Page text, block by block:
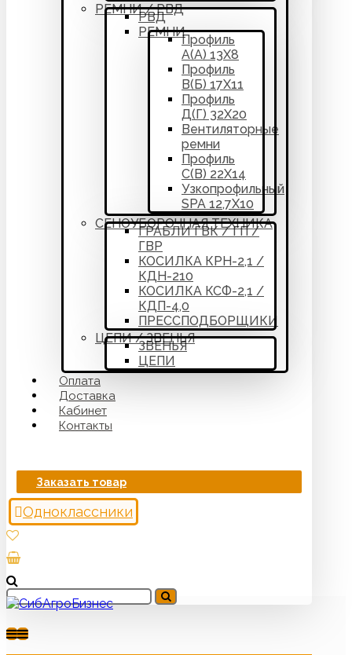
РЕМНИ / РВД
РВД
РЕМНИ
Профиль
А(А) 13Х8
Профиль
В(Б) 17Х11
Профиль
Д(Г) 32Х20
Вентиляторные
ремни
Профиль
С(В) 22Х14
Узкопрофильный
SPA 12,7Х10
СЕНОУБОРОЧНАЯ ТЕХНИКА
ГРАБЛИ ГВК / ГП /
ГВР
КОСИЛКА КРН-2,1 /
КДН-210
КОСИЛКА КСФ-2,1 /
КДП-4,0
ПРЕССПОДБОРЩИКИ
ЦЕПИ / ЗВЕНЬЯ
ЗВЕНЬЯ
ЦЕПИ
Оплата
Доставка
Кабинет
Контакты
Заказать товар
Одноклассники